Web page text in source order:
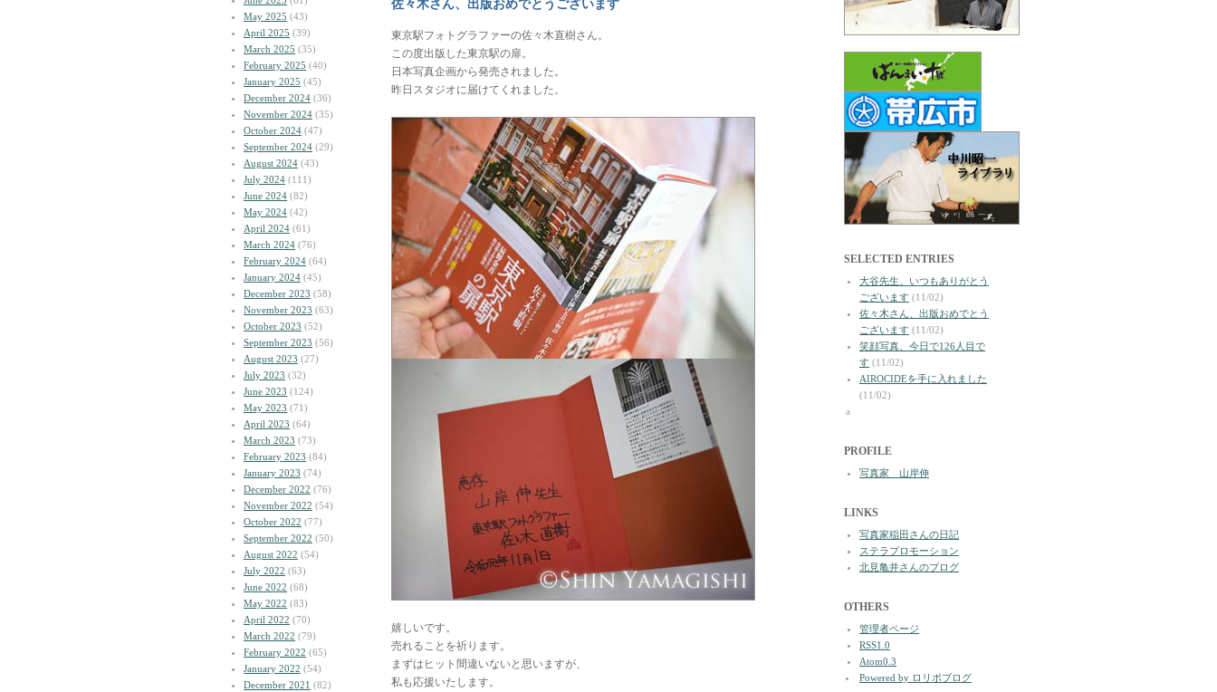
May 2025 (43)
April 2025 (39)
March 2025 (35)
February 2025 (40)
January 2025 (45)
December 2024 (36)
November 2024 (35)
October 2024 (47)
September 2024 (29)
August 2024 (43)
July 2024 (111)
June 2024 (82)
May 2024 (42)
April 2024 (61)
March 2024 (76)
February 2024 (64)
January 2024 (45)
December 2023 (58)
November 2023 (63)
October 2023 (52)
September 2023 (56)
August 2023 (27)
July 2023 (32)
June 2023 (124)
May 2023 (71)
April 2023 (64)
March 2023 (73)
February 2023 (84)
January 2023 (74)
December 2022 (76)
November 2022 (54)
October 2022 (77)
September 2022 (50)
August 2022 (54)
July 2022 (63)
June 2022 (68)
May 2022 (83)
April 2022 (70)
March 2022 (79)
February 2022 (65)
January 2022 (54)
December 2021 (82)
佐々木さん、出版おめでとうございます
東京駅フォトグラファーの佐々木直樹さん。
この度出版した東京駅の扉。
日本写真企画から発売されました。
昨日スタジオに届けてくれました。
嬉しいです。
売れることを祈ります。
まずはヒット間違いないと思いますが、
私も応援いたします。
SELECTED ENTRIES
大谷先生、いつもありがとう
ございます (11/02)
佐々木さん、出版おめでとう
ございます (11/02)
笑顔写真、今日で126人目で
す (11/02)
AIROCIDEを手に入れました
(11/02)
a
PROFILE
写真家 山岸伸
LINKS
写真家稲田さんの日記
ステラプロモーション
北見亀井さんのブログ
OTHERS
管理者ページ
RSS1.0
Atom0.3
Powered by ロリポブログ